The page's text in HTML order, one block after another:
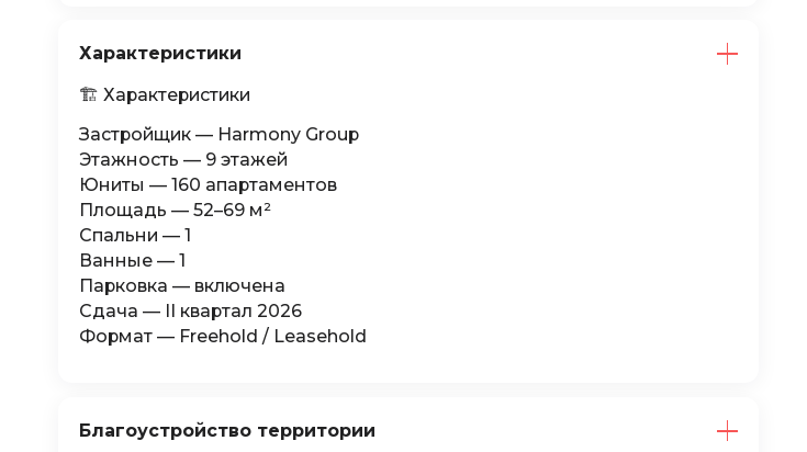
Характеристики
🏗 Характеристики
Застройщик — Harmony Group
Этажность — 9 этажей
Юниты — 160 апартаментов
Площадь — 52–69 м²
Спальни — 1
Ванные — 1
Парковка — включена
Сдача — II квартал 2026
Формат — Freehold / Leasehold
Благоустройство территории